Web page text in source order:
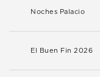
Noches Palacio
El Buen Fin 2026